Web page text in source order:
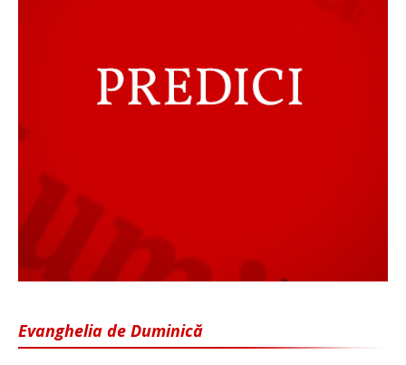
Evanghelia de Duminică